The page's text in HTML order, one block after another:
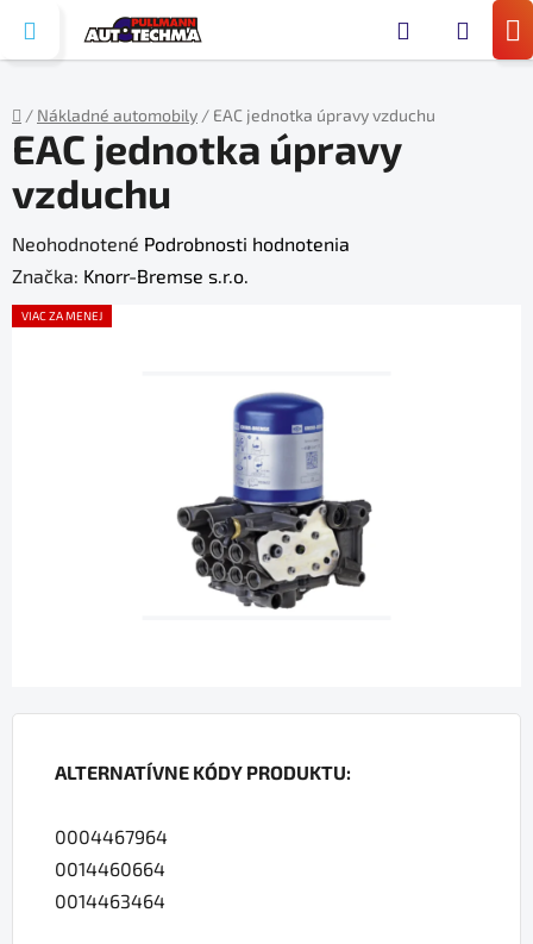
obsah
Domov
/ Nákladné automobily / EAC jednotka úpravy vzduchu
ALTERNATÍVNE KÓDY PRODUKTU:
0004467964
0014460664
0014463464
EAC jednotka úpravy
vzduchu
Priemerné
hodnotenie
produktu
Neohodnotené Podrobnosti hodnotenia
Značka: Knorr-Bremse s.r.o.
VIAC ZA MENEJ